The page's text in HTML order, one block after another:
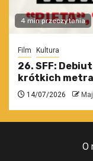
4 min przeczytania
Film Kultura
26. SFF:
krótkich
14/07/2026
O